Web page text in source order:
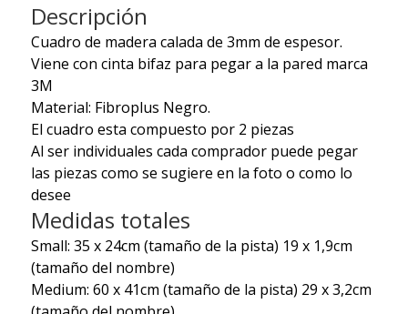
Descripción
Cuadro de madera calada de 3mm de espesor.
Viene con cinta bifaz para pegar a la pared marca
3M
Material: Fibroplus Negro.
El cuadro esta compuesto por 2 piezas
Al ser individuales cada comprador puede pegar
las piezas como se sugiere en la foto o como lo
desee
Medidas totales
Small: 35 x 24cm (tamaño de la pista) 19 x 1,9cm
(tamaño del nombre)
Medium: 60 x 41cm (tamaño de la pista) 29 x 3,2cm